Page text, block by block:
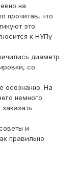
на
прочитав, что
это
к НУПу
диаметр
со
осознанно. На
немного
и
правильно